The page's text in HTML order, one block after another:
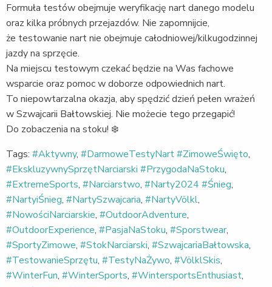
Formuła testów obejmuje weryfikację nart danego modelu
oraz kilka próbnych przejazdów. Nie zapomnijcie,
że testowanie nart nie obejmuje całodniowej/kilkugodzinnej
jazdy na sprzęcie.
Na miejscu testowym czekać będzie na Was fachowe
wsparcie oraz pomoc w doborze odpowiednich nart.
To niepowtarzalna okazja, aby spędzić dzień pełen wrażeń
w Szwajcarii Bałtowskiej. Nie możecie tego przegapić!
Do zobaczenia na stoku! ❄️
Tags: #Aktywny, #DarmoweTestyNart #ZimoweŚwięto,
#EkskluzywnySprzętNarciarski #PrzygodaNaStoku,
#ExtremeSports, #Narciarstwo, #Narty2024 #Śnieg,
#NartyiŚnieg, #NartySzwajcaria, #NartyVölkl,
#NowościNarciarskie, #OutdoorAdventure,
#OutdoorExperience, #PasjaNaStoku, #Sporstwear,
#SportyZimowe, #StokNarciarski, #SzwajcariaBałtowska,
#TestowanieSprzętu, #TestyNaŻywo, #VölklSkis,
#WinterFun, #WinterSports, #WintersportsEnthusiast,